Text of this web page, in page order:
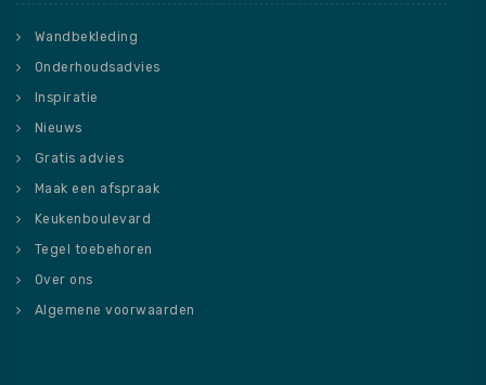
Wandbekleding
Onderhoudsadvies
Inspiratie
Nieuws
Gratis advies
Maak een afspraak
Keukenboulevard
Tegel toebehoren
Over ons
Algemene voorwaarden